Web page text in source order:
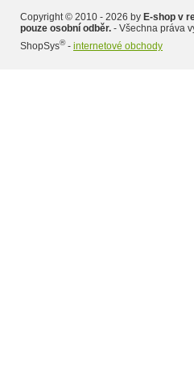
Copyright © 2010 - 2026 by E-shop v
pouze osobní odběr. - Všechna práva
ShopSys®- internetové obchody